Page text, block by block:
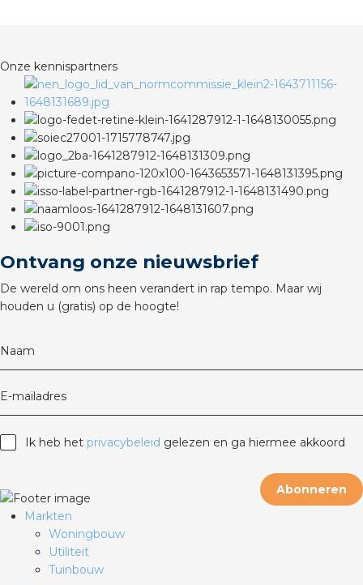
Onze kennispartners
Ontvang onze nieuwsbrief
De wereld om ons heen verandert in rap tempo. Maar wij
houden u (gratis) op de hoogte!
Naam
E-mailadres
Ik heb het privacybeleid gelezen en ga hiermee akkoord
Abonneren
Markten
Woningbouw
Utiliteit
Tuinbouw